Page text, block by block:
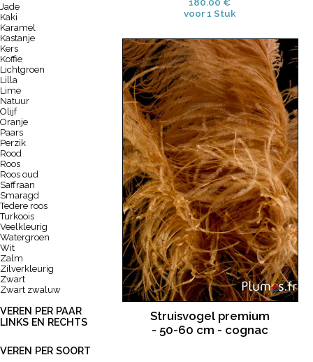
Jade
Kaki
Karamel
Kastanje
Kers
Koffie
Lichtgroen
Lilla
Lime
Natuur
Olijf
Oranje
Paars
Perzik
Rood
Roos
Roos oud
Saffraan
Smaragd
Tedere roos
Turkoois
Veelkleurig
Watergroen
Wit
Zalm
Zilverkleurig
Zwart
Zwart zwaluw
VEREN PER PAAR
LINKS EN RECHTS
VEREN PER SOORT
voor 1 Stuk
Struisvogel premium
- 50-60 cm - cognac